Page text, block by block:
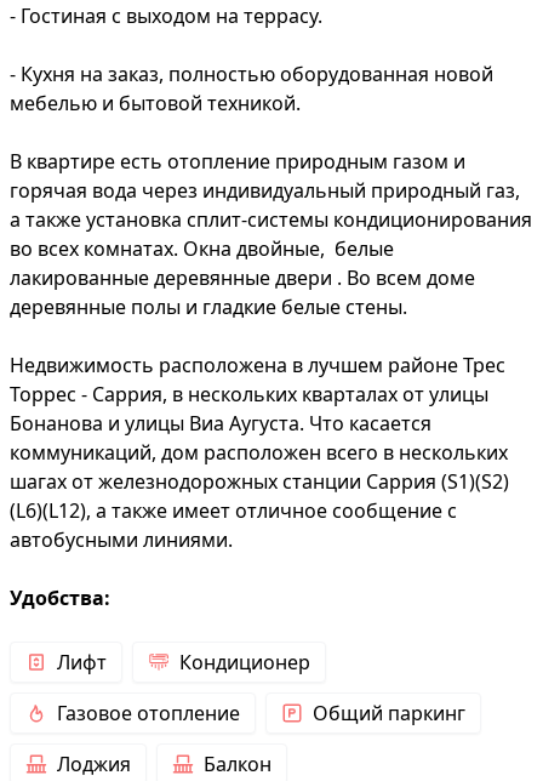
- Гостиная с выходом на террасу.
- Кухня на заказ, полностью оборудованная новой
мебелью и бытовой техникой.
В квартире есть отопление природным газом и
горячая вода через индивидуальный природный газ,
а также установка сплит-системы кондиционирования
во всех комнатах. Окна двойные, белые
лакированные деревянные двери . Во всем доме
деревянные полы и гладкие белые стены.
Недвижимость расположена в лучшем районе Трес
Торрес - Саррия, в нескольких кварталах от улицы
Бонанова и улицы Виа Аугуста. Что касается
коммуникаций, дом расположен всего в нескольких
шагах от железнодорожных станции Саррия (S1)(S2)
(L6)(L12), а также имеет отличное сообщение с
автобусными линиями.
Удобства:
Лифт
Кондиционер
Газовое отопление
Общий паркинг
Лоджия
Балкон